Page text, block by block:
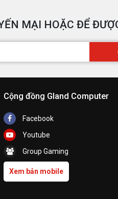
MẠI HOẶC ĐỂ
Cộng đồng Gland Computer
Facebook
Youtube
Group Gaming
Xem bản mobile